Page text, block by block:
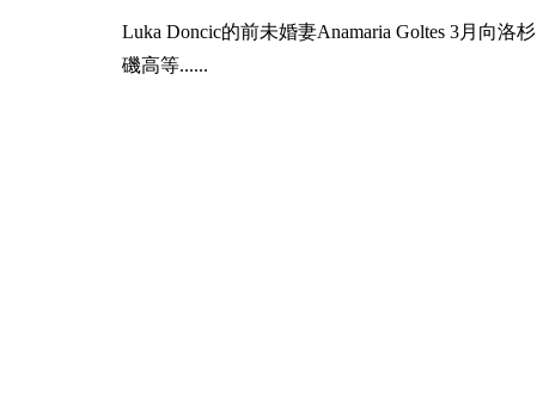
Luka Doncic的前未婚妻Anamaria Goltes 3月向洛杉
磯高等......